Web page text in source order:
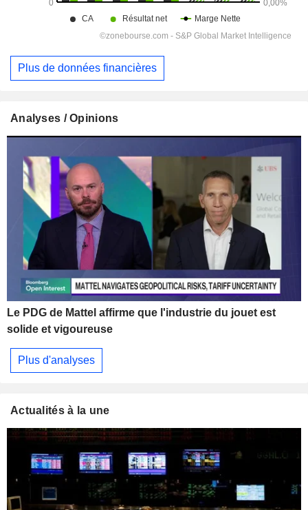
Plus de données financières
Analyses / Opinions
Le PDG de Mattel affirme que l'industrie du jouet est
solide et vigoureuse
Plus d'analyses
Actualités à la une